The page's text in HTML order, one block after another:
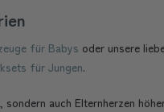
für Babys oder unsere
für Jungen.
auch Elternherzen